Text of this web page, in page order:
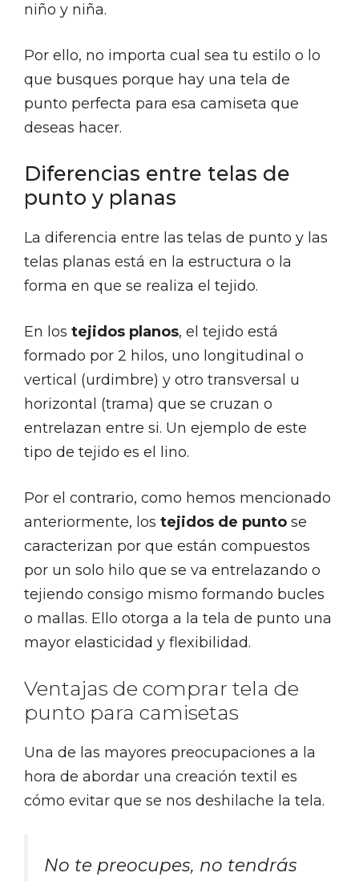
niño y niña.
Por ello, no importa cual sea tu estilo o lo
que busques porque hay una tela de
punto perfecta para esa camiseta que
deseas hacer.
Diferencias entre telas de
punto y planas
La diferencia entre las telas de punto y las
telas planas está en la estructura o la
forma en que se realiza el tejido.
En los tejidos planos, el tejido está
formado por 2 hilos, uno longitudinal o
vertical (urdimbre) y otro transversal u
horizontal (trama) que se cruzan o
entrelazan entre si. Un ejemplo de este
tipo de tejido es el lino.
Por el contrario, como hemos mencionado
anteriormente, los tejidos de punto se
caracterizan por que están compuestos
por un solo hilo que se va entrelazando o
tejiendo consigo mismo formando bucles
o mallas. Ello otorga a la tela de punto una
mayor elasticidad y flexibilidad.
Ventajas de comprar tela de
punto para camisetas
Una de las mayores preocupaciones a la
hora de abordar una creación textil es
cómo evitar que se nos deshilache la tela.
No te preocupes, no tendrás